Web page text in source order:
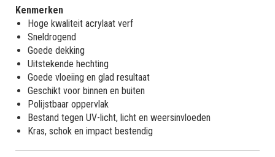
Kenmerken
Hoge kwaliteit acrylaat verf
Sneldrogend
Goede dekking
Uitstekende hechting
Goede vloeiing en glad resultaat
Geschikt voor binnen en buiten
Polijstbaar oppervlak
Bestand tegen UV-licht, licht en weersinvloeden
Kras, schok en impact bestendig